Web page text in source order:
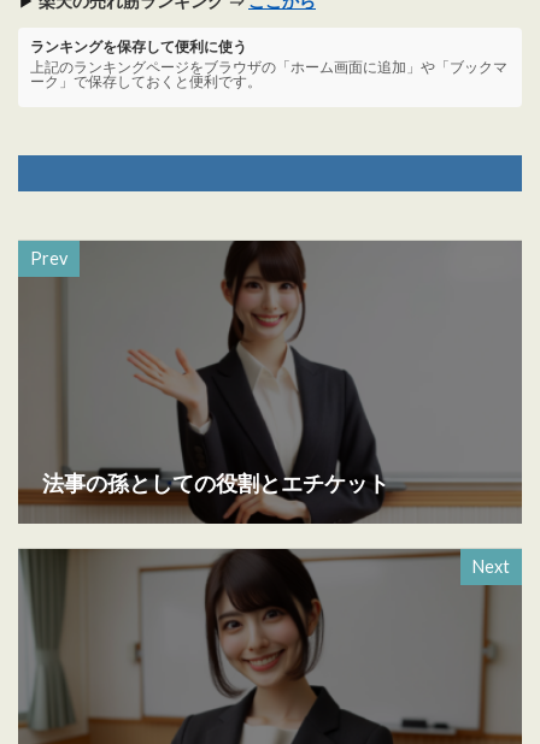
ランキングを保存して便利に使う
上記のランキングページをブラウザの「ホーム画面に追加」や「ブックマ
ーク」で保存しておくと便利です。
Prev
法事の孫としての役割とエチケット
Next